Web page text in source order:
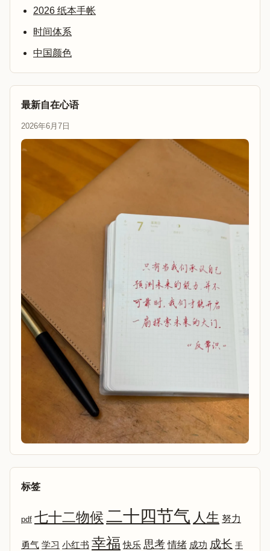
2026 纸本手帐
时间体系
中国颜色
最新自在心语
2026年6月7日
标签
pdf 七十二物候二十四节气 人生 努力
勇气 学习 小红书 幸福 快乐 思考 情绪 成功 成长 手